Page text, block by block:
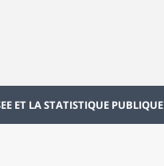
ET LA STATISTIQUE PUBLIQUE